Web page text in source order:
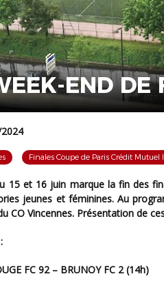
END DE
2024
Finales Coupe de Paris Crédit Mutuel
jeunes et féminines. Au
CO Vincennes. Présentation de
FC 92 – BRUNOY FC 2 (14h)